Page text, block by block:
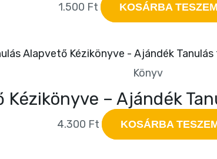
1.500 Ft KOSÁRBA TESZEM
Könyv
Kézikönyve – Ajándék
4.300 Ft KOSÁRBA